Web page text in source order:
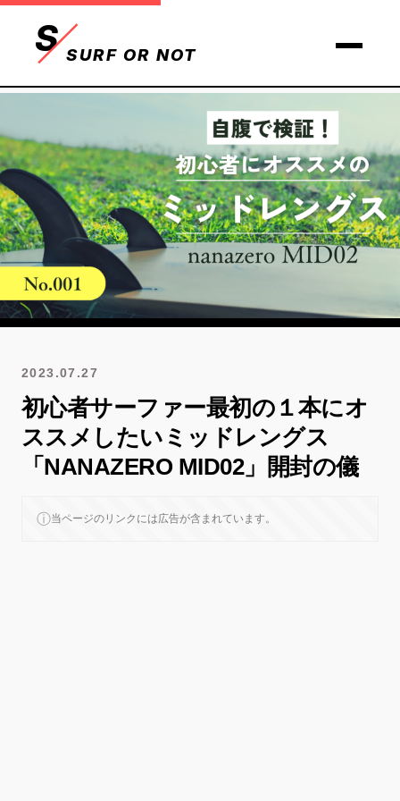
SURF OR NOT
S
2023.07.27
初心者サーファー最初の１本にオ
ススメしたいミッドレングス
「NANAZERO MID02」開封の儀
ⓘ当ページのリンクには広告が含まれています。